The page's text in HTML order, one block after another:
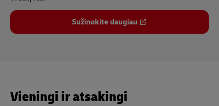
Sužinokite daugiau
Vieningi ir atsakingi